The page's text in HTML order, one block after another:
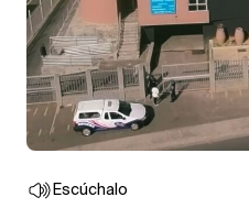
Escúchalo